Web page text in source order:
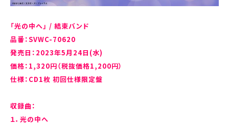
「光の中へ」 / 結束バンド
品番：SVWC-70620
発売日：2023年5月24日(水)
価格：1,320円（税抜価格1,200円）
仕様：CD1枚 初回仕様限定盤
収録曲：
１．光の中へ